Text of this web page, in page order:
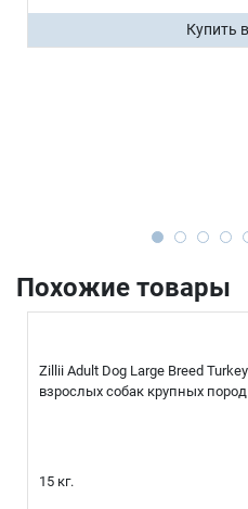
Купить
Похожие товары
Zillii Adult Dog Large Breed
взрослых собак крупных
15 кг.